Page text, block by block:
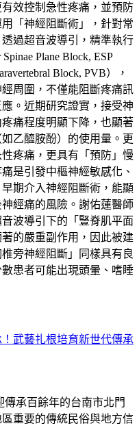
效控制急性疼痛，並預防
「神經阻斷術」，針對常
過超音波導引，精準執行
Plane Block, ESP
Block, PVB），
周圍，不僅能阻斷疼痛訊
。近期研究證實，接受神
痛程度明顯下降，也顯著
乙醯胺酚）的使用量。更
疼痛，更具有「預防」慢
是引發中樞神經敏感化、
期介入神經阻斷術，能顯
經痛的風險。謝佑蓮醫師
波導引下的「豎脊肌平面
的嚴重副作用，因此被建
旁神經阻斷」同樣具有良
患者可能出現頭暈、嗜睡
武藝扎根培育新世代傳承
傳承百餘年的台南市北門
重要的傳統民俗與地方信